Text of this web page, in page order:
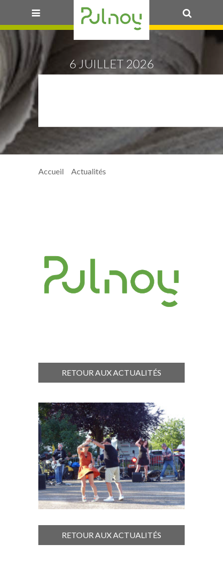
6 JUILLET 2026
Accueil >Actualités
RETOUR AUX ACTUALITÉS
RETOUR AUX ACTUALITÉS